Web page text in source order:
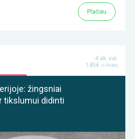
Plačiau
4 ak. val.
145€ (+ PVM)
žingsniai
tikslumui didinti